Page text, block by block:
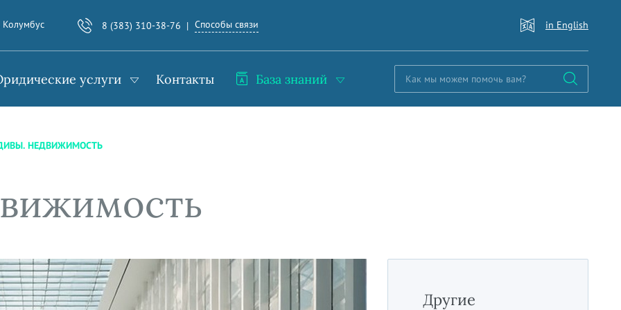
Колумбус 8 (383) 310-38-76 Способы связи in English
услуги Контакты База знаний
НЕДВИЖИМОСТЬ
Другие